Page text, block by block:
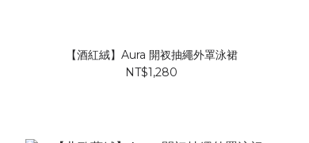
【酒紅絨】Aura 開衩抽繩外罩泳裙
NT$1,280